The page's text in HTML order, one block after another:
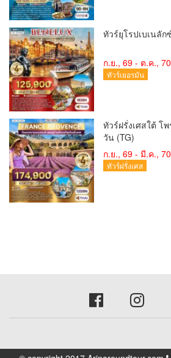
ทัวร์ยุโรปเบเนลั
ก.ย., 69 - ต.ค., 70
ทัวร์เยอรมัน
ทัวร์ฝรั่งเศสใต้ โ
วัน (TG)
ก.ย., 69 - มี.ค., 70
ทัวร์ฝรั่งเศส